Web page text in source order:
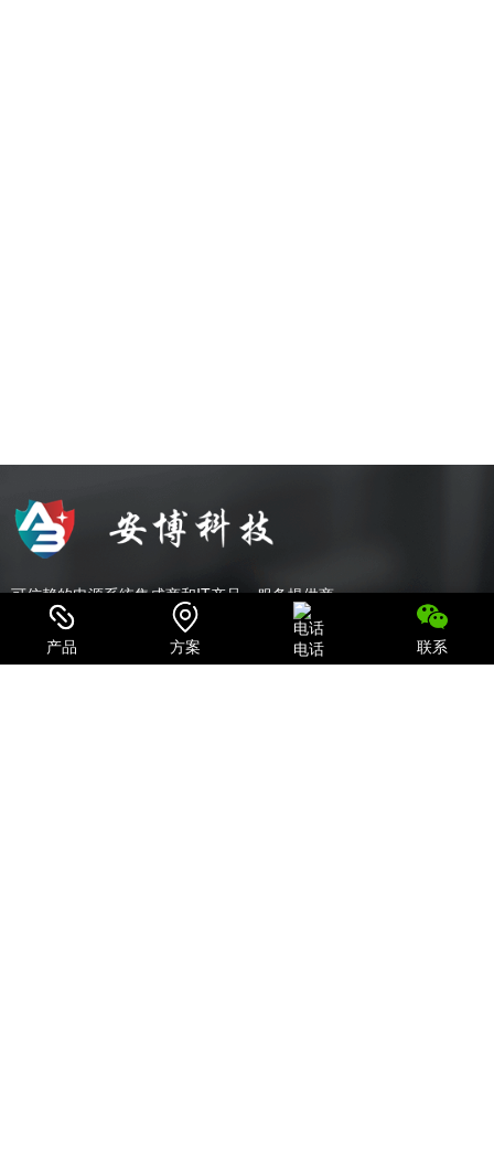
可信赖的电源系统集成商和IT产品、服务提供商
致力于为用户提供最全面的电力保护及机房一体化解决方案；
产品 方案 电话 联系